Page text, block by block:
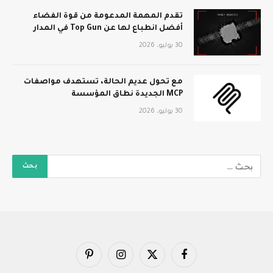
تقدم المهمة المدعومة من قوة الفضاء
أفضل انطباع لها عن Top Gun في المدار
30 يوليو، 2026
مع تحول عديم الحالة، تستهدف مواصفات
MCP الجديدة نطاق المؤسسة
30 يوليو، 2026
فيسبوك X
الانستغرامبينتيريست